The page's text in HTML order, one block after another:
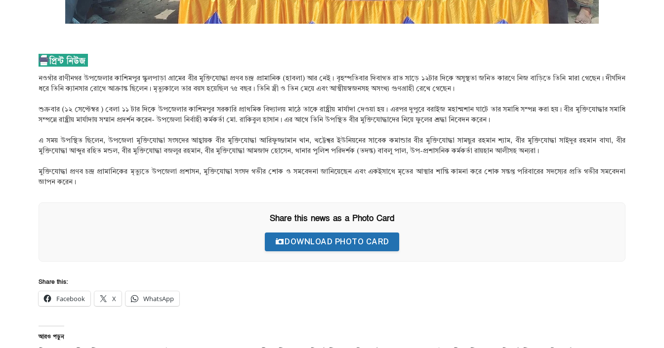
নওগাঁর রাণীনগর উপজেলার কাশিমপুর স্কুলপাড়া গ্রামের বীর মুক্তিযোদ্ধা প্রণব চন্দ্র প্রামানিক (হাবলা) আর নেই। বৃহস্পতিবার দিবাগত রাত সাড়ে ১২টার দিকে অসুস্থতা জনিত কারণে নিজ বাড়িতে তিনি মারা গেছেন। দীর্ঘদিন
ধরে তিনি ক্যানসার রোগে আক্রান্ত ছিলেন। মৃত্যুকালে তার বয়স হয়েছিল ৭৫ বছর। তিনি স্ত্রী ও তিন মেয়ে এবং আত্মীয়স্বজনসহ অসংখ্য গুণগ্রাহী রেখে গেছেন।
শুক্রবার (১২ সেপ্টেম্বর ) বেলা ১১ টার দিকে উপজেলার কাশিমপুর সরকারি প্রাথমিক বিদ্যালয় মাঠে তাকে রাষ্ট্রীয় মার্যাদা দেওয়া হয়। এরপর দুপুরে বরাইজ মহাশ্মশান ঘাটে তার সমাধি সম্পন্ন করা হয়। বীর মুক্তিযোদ্ধার সমাধি
সম্পন্নে রাষ্ট্রীয় মার্যাদায় সম্মান প্রদর্শন করেন- উপজেলা নির্বাহী কর্মকর্তা মো. রাকিবুল হাসান। এর আগে তিনি উপস্থিত বীর মুক্তিযোদ্ধাদের নিয়ে ফুলের শ্রদ্ধা নিবেদন করেন।
এ সময় উপস্থিত ছিলেন, উপজেলা মুক্তিযোদ্ধা সংসদের আহ্বায়ক বীর মুক্তিযোদ্ধা আরিফুজ্জামান খান, খট্টেশ্বর ইউনিয়নের সাবেক কমান্ডার বীর মুক্তিযোদ্ধা সামছুর রহমান শ্যাম, বীর মুক্তিযোদ্ধা সাইদুর রহমান বাঘা, বীর
মুক্তিযোদ্ধা আব্দুর রহিত মন্ডল, বীর মুক্তিযোদ্ধা বজলুর রহমান, বীর মুক্তিযোদ্ধা আমজাদ হোসেন, থানার পুলিশ পরিদর্শক (তদন্ত) বাবলু পাল, উপ-প্রশাসনিক কর্মকর্তা রায়হান আলীসহ অন্যরা।
মুক্তিযোদ্ধা প্রণব চন্দ্র প্রামানিকের মৃত্যুতে উপজেলা প্রশাসন, মুক্তিযোদ্ধা সংসদ গভীর শোক ও সমবেদনা জানিয়েছেন এবং একইসাথে মৃতের আত্মার শান্তি কামনা করে শোক সন্তপ্ত পরিবারের সদস্যের প্রতি গভীর সমবেদনা
জ্ঞাপন করেন।
Share this news as a Photo Card
DOWNLOAD PHOTO CARD
Share this:
Facebook X WhatsApp
আরও পড়ুন